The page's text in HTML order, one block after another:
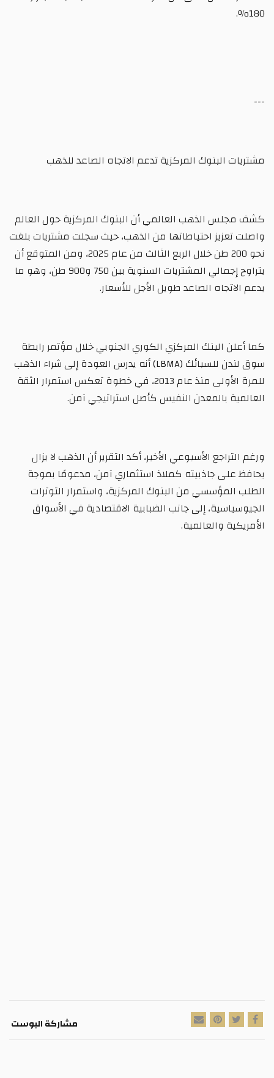
180%.
---
مشتريات البنوك المركزية تدعم الاتجاه الصاعد للذهب
كشف مجلس الذهب العالمي أن البنوك المركزية حول العالم
واصلت تعزيز احتياطاتها من الذهب، حيث سجلت مشتريات بلغت
نحو 200 طن خلال الربع الثالث من عام 2025، ومن المتوقع أن
يتراوح إجمالي المشتريات السنوية بين 750 و900 طن، وهو ما
يدعم الاتجاه الصاعد طويل الأجل للأسعار.
كما أعلن البنك المركزي الكوري الجنوبي خلال مؤتمر رابطة
سوق لندن للسبائك (LBMA) أنه يدرس العودة إلى شراء الذهب
للمرة الأولى منذ عام 2013، في خطوة تعكس استمرار الثقة
العالمية بالمعدن النفيس كأصل استراتيجي آمن.
ورغم التراجع الأسبوعي الأخير، أكد التقرير أن الذهب لا يزال
يحافظ على جاذبيته كملاذ استثماري آمن، مدعومًا بموجة
الطلب المؤسسي من البنوك المركزية، واستمرار التوترات
الجيوسياسية، إلى جانب الضبابية الاقتصادية في الأسواق
الأمريكية والعالمية.
مشاركة البوست